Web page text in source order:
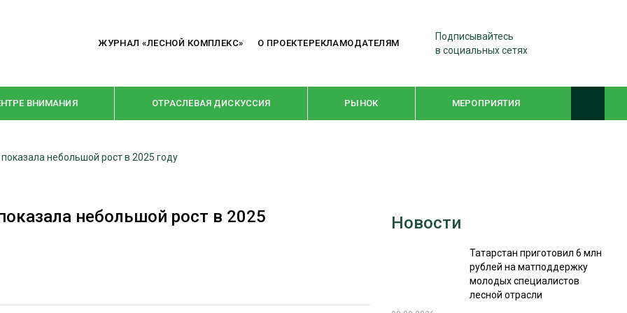
ЖУРНАЛ «ЛЕСНОЙ КОМПЛЕКС» О ПРОЕКТЕРЕКЛАМОДАТЕЛЯМ
Подписывайтесь
в социальных сетях
ВНИМАНИЯ ОТРАСЛЕВАЯ ДИСКУССИЯ РЫНОК МЕРОПРИЯТИЯ
РУБРИКИ
КРУПНЫМ ПЛАНОМ WOODEX-2021
СУШКА ДРЕВЕСИНЫ
небольшой рост в 2025 году
небольшой рост в 2025
Новости
Татарстан приготовил 6 млн
рублей на матподдержку
молодых специалистов
лесной отрасли